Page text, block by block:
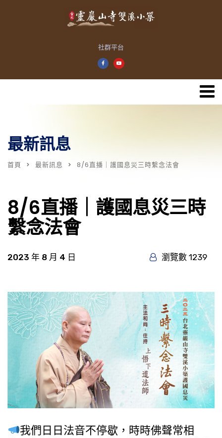
社群平台
最新訊息
首頁 最新訊息 8/6直播｜護國息災三時繫念法會
8/6直播｜護國息災三時
繫念法會
2023 年 8 月 4 日 瀏覽數 1239
我們日日法音不停歇，時時佛聲常相